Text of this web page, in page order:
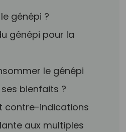
génépi ?
génépi pour la
le génépi
bienfaits ?
contre-indications
aux multiples